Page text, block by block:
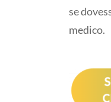
se
medico.